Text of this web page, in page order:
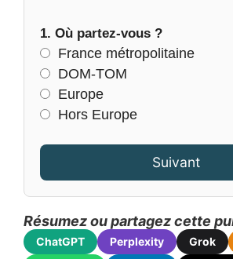
1. Où partez-vous ?
France métropolitaine
DOM-TOM
Europe
Hors Europe
Suivant
Résumez ou partagez cette
ChatGPT Perplexity Grok